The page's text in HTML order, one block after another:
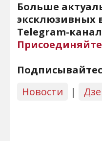
Больше
эксклюзивных
Telegram-
Новости
|